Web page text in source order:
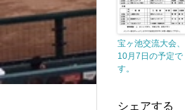
宝ヶ池交流大会、
10月7日の予定で
す。
シェアする